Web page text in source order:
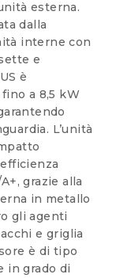
esterna.
dalla
interne con
e
è
a 8,5 kW
L’unità
grazie alla
in metallo
gli agenti
e griglia
è di tipo
in grado di